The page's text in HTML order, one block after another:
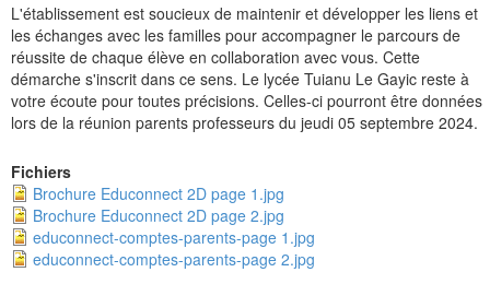
L'établissement est soucieux de maintenir et développer les liens et
les échanges avec les familles pour accompagner le parcours de
réussite de chaque élève en collaboration avec vous. Cette
démarche s'inscrit dans ce sens. Le lycée Tuianu Le Gayic reste à
votre écoute pour toutes précisions. Celles-ci pourront être données
lors de la réunion parents professeurs du jeudi 05 septembre 2024.
Fichiers
Brochure Educonnect 2D page 1.jpg
Brochure Educonnect 2D page 2.jpg
educonnect-comptes-parents-page 1.jpg
educonnect-comptes-parents-page 2.jpg